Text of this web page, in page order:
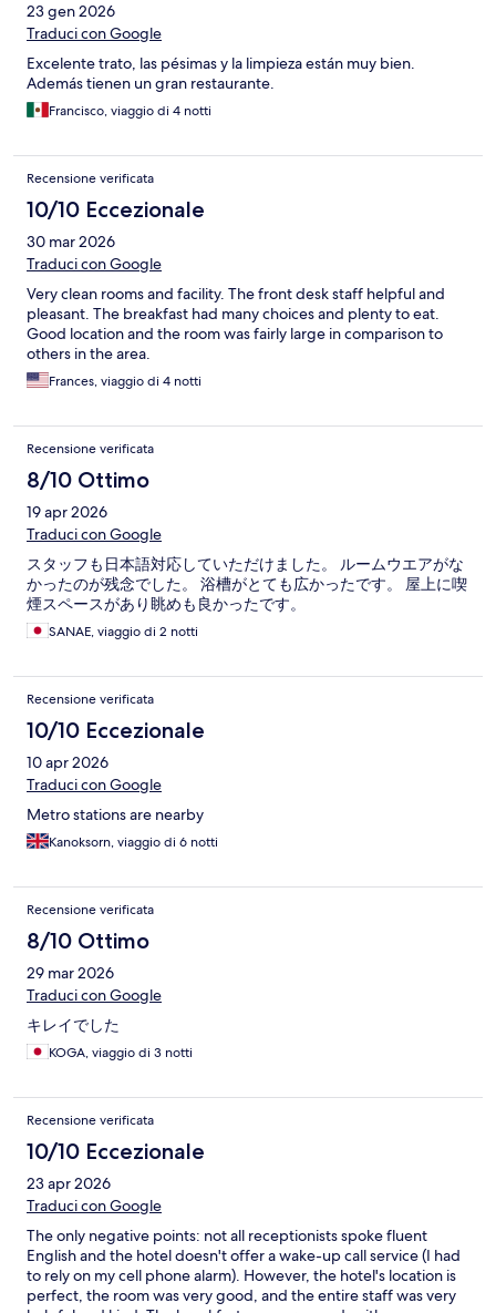
23 gen 2026
Traduci con Google
Excelente trato, las pésimas y la limpieza están muy bien.
Además tienen un gran restaurante.
Francisco, viaggio di 4 notti
Recensione verificata
10/10 Eccezionale
30 mar 2026
Traduci con Google
Very clean rooms and facility. The front desk staff helpful and
pleasant. The breakfast had many choices and plenty to eat.
Good location and the room was fairly large in comparison to
others in the area.
Frances, viaggio di 4 notti
Recensione verificata
8/10 Ottimo
19 apr 2026
Traduci con Google
スタッフも日本語対応していただけました。 ルームウエアがな
かったのが残念でした。 浴槽がとても広かったです。 屋上に喫
煙スペースがあり眺めも良かったです。
SANAE, viaggio di 2 notti
Recensione verificata
10/10 Eccezionale
10 apr 2026
Traduci con Google
Metro stations are nearby
Kanoksorn, viaggio di 6 notti
Recensione verificata
8/10 Ottimo
29 mar 2026
Traduci con Google
キレイでした
KOGA, viaggio di 3 notti
Recensione verificata
10/10 Eccezionale
23 apr 2026
Traduci con Google
The only negative points: not all receptionists spoke fluent
English and the hotel doesn't offer a wake-up call service (I had
to rely on my cell phone alarm). However, the hotel's location is
perfect, the room was very good, and the entire staff was very